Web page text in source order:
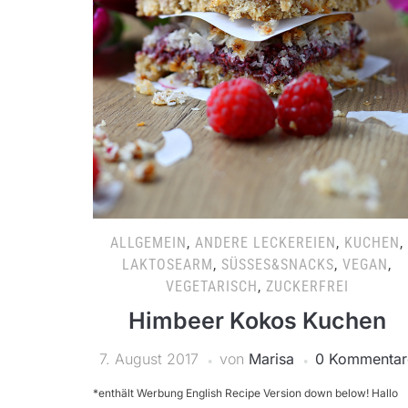
ALLGEMEIN , ANDERE LECKEREIEN , KUCHEN ,
LAKTOSEARM , SÜSSES&SNACKS , VEGAN ,
VEGETARISCH , ZUCKERFREI
Himbeer Kokos Kuchen
7. August 2017 von Marisa 0
*enthält Werbung English Recipe Version down below! Hallo